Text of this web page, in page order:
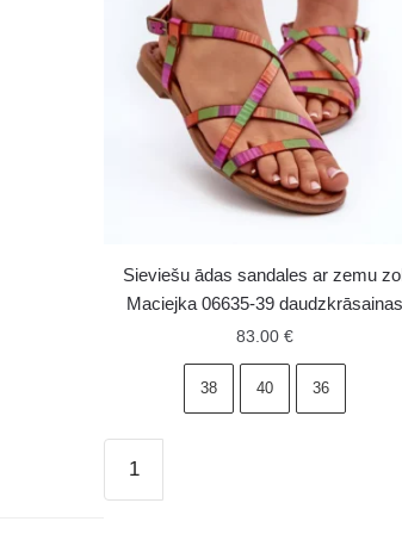
Sieviešu ādas sandales ar zemu
Maciejka 06635-39 daudzkrāsainas
83.00 €
38 40 36
ādas